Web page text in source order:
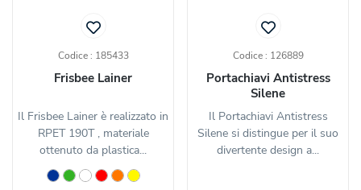
Codice : 185433
Frisbee Lainer
Il Frisbee Lainer è realizzato in
RPET 190T , materiale
ottenuto da plastica...
Codice : 126889
Portachiavi Antistress
Silene
Il Portachiavi Antistress
Silene si distingue per il suo
divertente design a...